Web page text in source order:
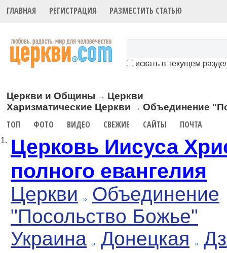
ГЛАВНАЯ РЕГИСТРАЦИЯ РАЗМЕСТИТЬ СТАТЬЮ
искать в текущем
Церкви и Общины → Церкви
Харизматические Церкви →Объединение
ТОП ФОТО ВИДЕО СВЕЖИЕ САЙТЫ ПОЧТА
1. Церковь Иисуса
полного евангелия
Церкви
Объединение
"Посольство Божье"
Украина
Донецкая